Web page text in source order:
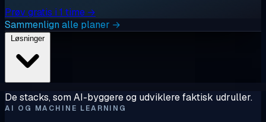
Prøv gratis i 1 time →
Sammenlign alle planer →
Løsninger
De stacks, som AI-byggere og udviklere faktisk udruller.
AI OG MACHINE LEARNING